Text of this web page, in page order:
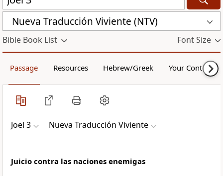
Nueva Traducción Viviente (NTV)
Bible Book List Font Size
Passage Resources Hebrew/Greek Your Content
Joel 3 Nueva Traducción Viviente
Juicio contra las naciones enemigas